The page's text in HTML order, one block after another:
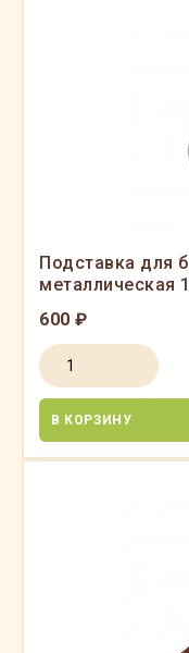
Подставка для
металлическая
600 ₽
В КОРЗИНУ